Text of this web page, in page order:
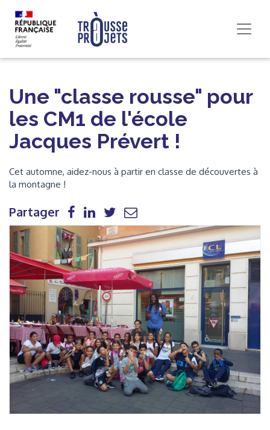
Une "classe rousse" pour
les CM1 de l'école
Jacques Prévert !
Cet automne, aidez-nous à partir en classe de découvertes à
la montagne !
Partager